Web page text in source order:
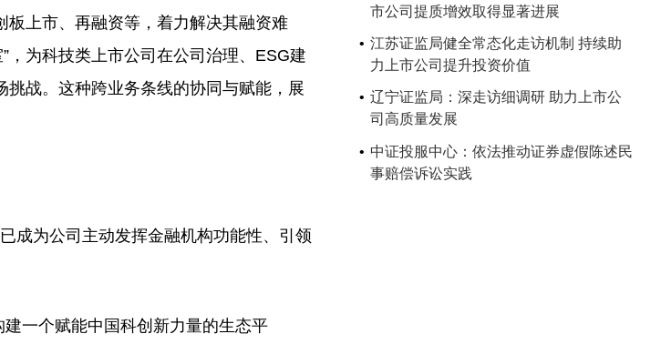
上市、再融资等，着力解决其融资难
，为科技类上市公司在公司治理、ESG建
战。这种跨业务条线的协同与赋能，展
为公司主动发挥金融机构功能性、引领
一个赋能中国科创新力量的生态平
市公司提质增效取得显著进展
江苏证监局健全常态化走访机制 持续助
力上市公司提升投资价值
辽宁证监局：深走访细调研 助力上市公
司高质量发展
中证投服中心：依法推动证券虚假陈述民
事赔偿诉讼实践